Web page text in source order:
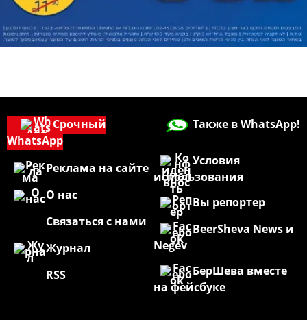
Также в WhatsApp!
Условия
использования
Вы репортер
BeerSheva News и
Negev
БерШева вместе
на фейсбуке
Срочный
WhatsApp
Реклама на сайте
О нас
Связаться с нами
Журнал
RSS